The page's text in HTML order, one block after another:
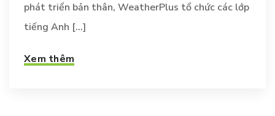
phát triển bản thân, WeatherPlus tổ chức các lớp
tiếng Anh [...]
Xem thêm